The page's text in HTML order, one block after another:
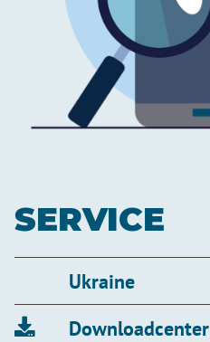
SERVICE
Ukraine
Downloadcenter